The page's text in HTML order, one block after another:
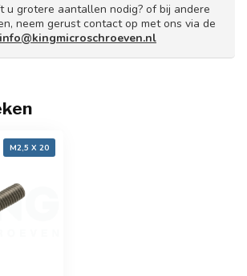
u grotere aantallen nodig? of bij andere
neem gerust contact op met ons via de
info@kingmicroschroeven.nl
M2,5 X 20